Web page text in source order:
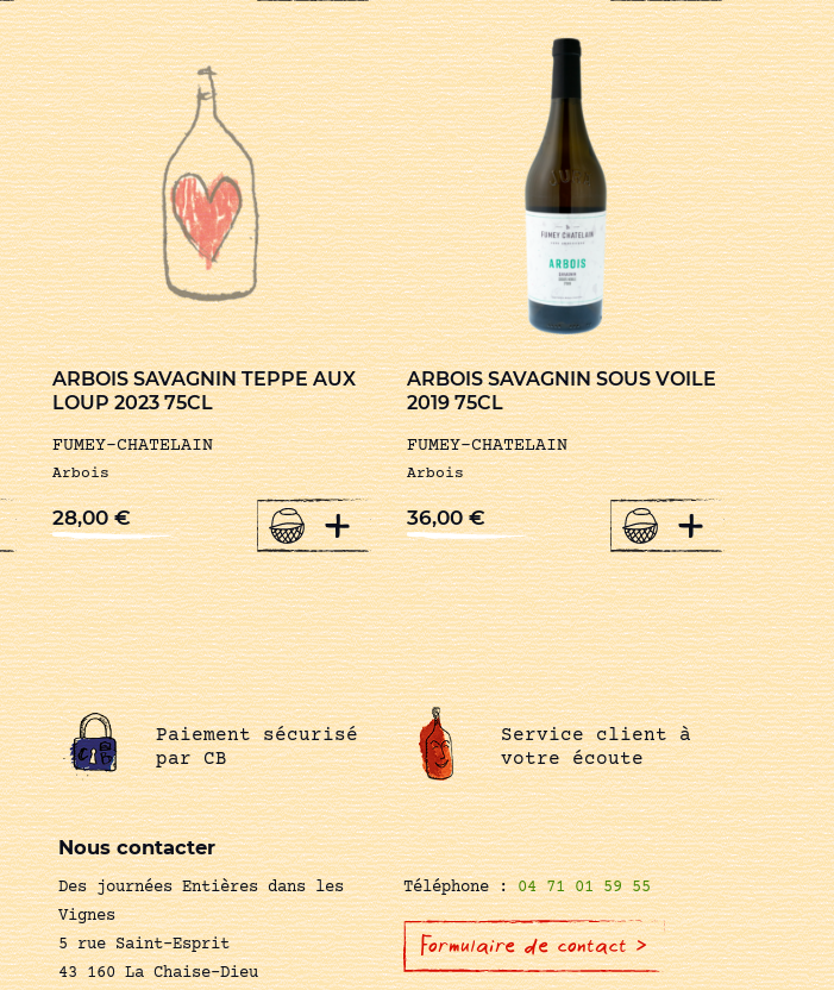
ARBOIS SAVAGNIN TEPPE AUX
LOUP 2023 75CL
FUMEY-CHATELAIN
Arbois
28,00€ +
ARBOIS SAVAGNIN SOUS VOILE
2019 75CL
FUMEY-CHATELAIN
Arbois
36,00€ +
Paiement sécurisé
par CB
Service client à
votre écoute
Nous contacter
Des journées Entières dans les
Vignes
5 rue Saint-Esprit
43 160 La Chaise-Dieu
Téléphone :04 71 01 59 55
Formulaire de contact >